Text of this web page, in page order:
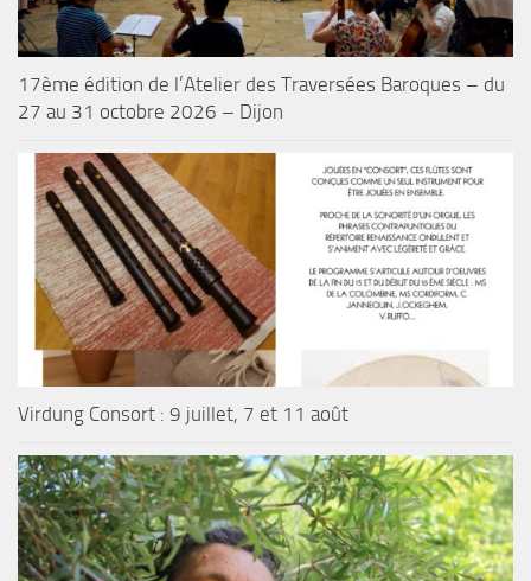
17ème édition de l’Atelier des Traversées Baroques – du
27 au 31 octobre 2026 – Dijon
Virdung Consort : 9 juillet, 7 et 11 août